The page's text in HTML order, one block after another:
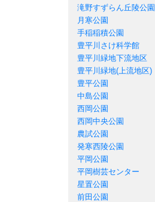
滝野すずらん丘陵公園
月寒公園
手稲稲積公園
豊平川さけ科学館
豊平川緑地下流地区
豊平川緑地(上流地区)
豊平公園
中島公園
西岡公園
西岡中央公園
農試公園
発寒西陵公園
平岡公園
平岡樹芸センター
星置公園
前田公園